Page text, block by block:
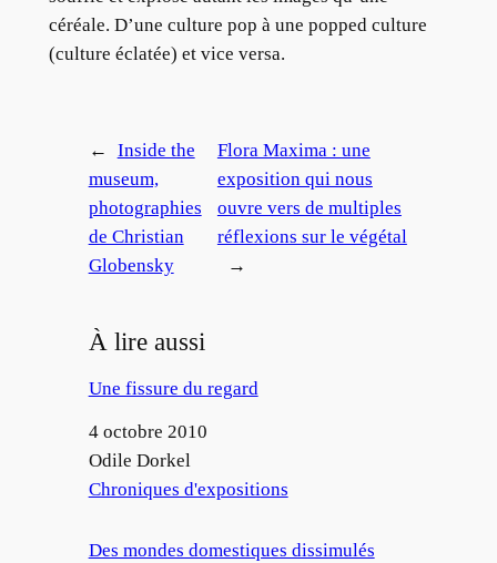
céréale. D’une culture pop à une popped culture
(culture éclatée) et vice versa.
←
Inside the
museum,
photographies
de Christian
Globensky
Flora Maxima : une
exposition qui nous
ouvre vers de multiples
réflexions sur le végétal
→
À lire aussi
Une fissure du regard
Date
4 octobre 2010
Auteur
Odile Dorkel
Par rapport à
Chroniques d'expositions
Des mondes domestiques dissimulés